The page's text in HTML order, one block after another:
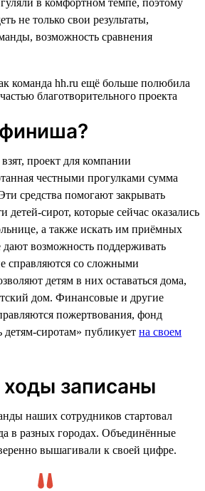
не только свои результаты,
возможность сравнения
проект для компании
честными прогулками сумма
средства помогают закрывать
детей-сирот, которые сейчас оказались
а также искать им приёмных
возможность поддерживать
справляются со сложными
детям в них оставаться дома,
дом. Финансовые и другие
пожертвования, фонд
сиротам» публикует на своем
записаны
наших сотрудников стартовал
в разных городах. Объединённые
вышагивали к своей цифре.